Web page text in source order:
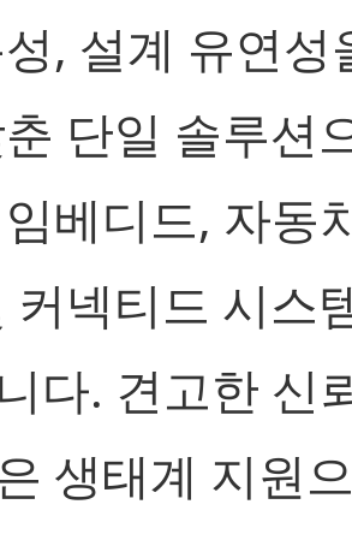
, 설계 유연성
단일 솔루션
베디드, 자동
커넥티드 시스
다. 견고한 신
생태계 지원